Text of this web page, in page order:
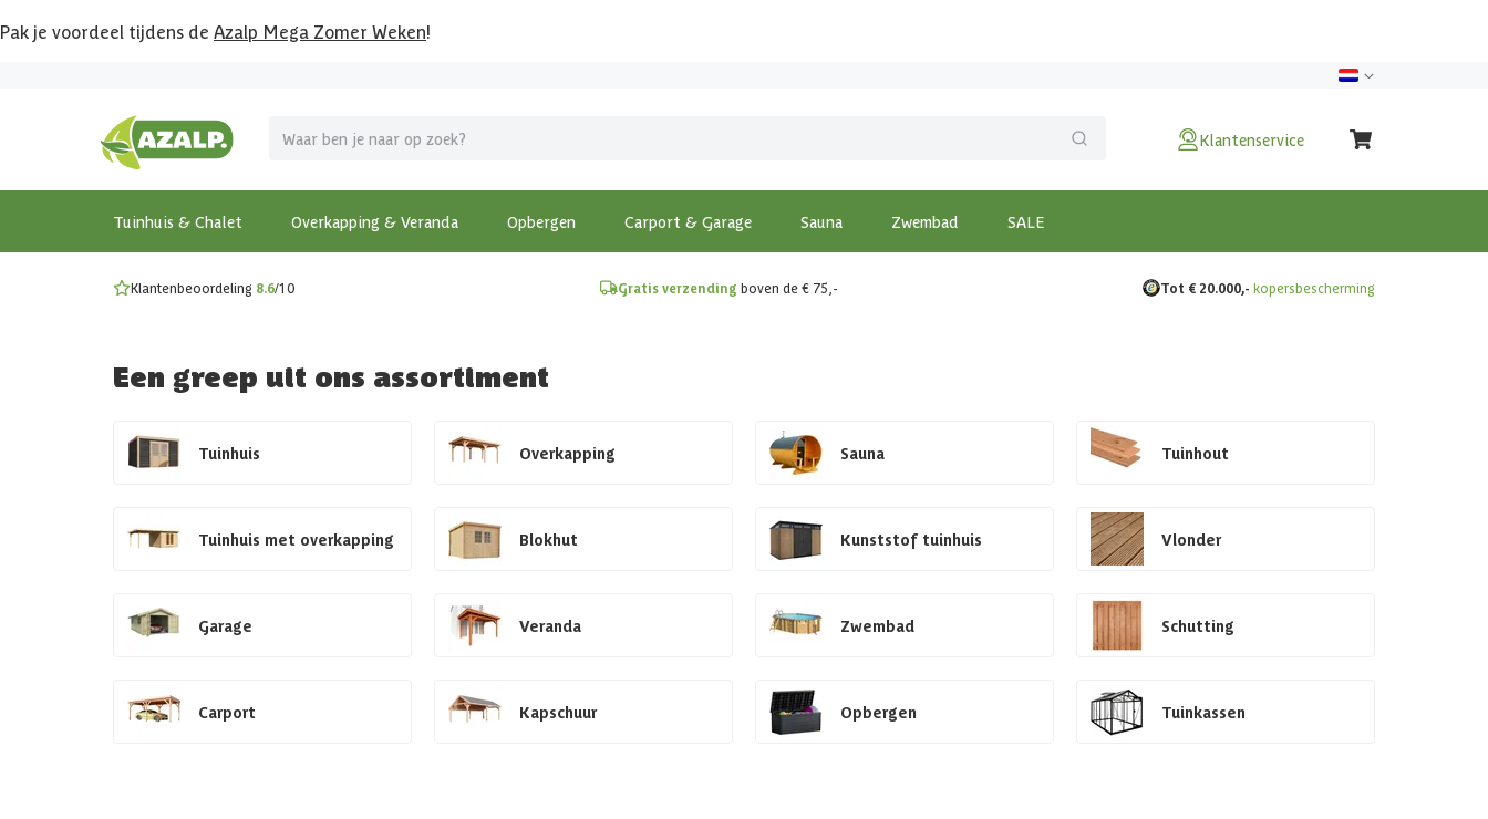
Pak je voordeel tijdens de Azalp Mega Zomer Weken!
Klantenservice
Tuinhuis & Chalet Overkapping & Veranda Opbergen Carport & Garage Sauna Zwembad SALE
MEGA zomer kortingen op overkappingen en tuinhuizen!
Bekijk de actiemodellen
Gratis wandplankset
Ontdek onze metalen overkappingen
Klantenbeoordeling 8.6/10 Gratis verzending boven de € 75,- Tot € 20.000,- kopersbescherming
Een greep uit ons assortiment
Tuinhuis Overkapping Sauna Tuinhout
Tuinhuis met overkapping Blokhut Kunststof tuinhuis Vlonder
Garage Veranda Zwembad Schutting
Carport Kapschuur Opbergen Tuinkassen